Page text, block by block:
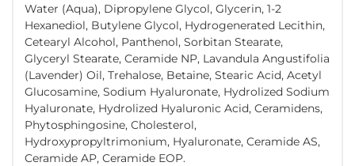
Water (Aqua), Dipropylene Glycol, Glycerin, 1-2
Hexanediol, Butylene Glycol, Hydrogenerated Lecithin,
Cetearyl Alcohol, Panthenol, Sorbitan Stearate,
Glyceryl Stearate, Ceramide NP, Lavandula Angustifolia
(Lavender) Oil, Trehalose, Betaine, Stearic Acid, Acetyl
Glucosamine, Sodium Hyaluronate, Hydrolized Sodium
Hyaluronate, Hydrolized Hyaluronic Acid, Ceramidens,
Phytosphingosine, Cholesterol,
Hydroxypropyltrimonium, Hyaluronate, Ceramide AS,
Ceramide AP, Ceramide EOP.